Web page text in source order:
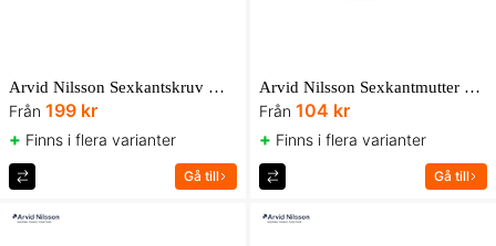
Arvid Nilsson Sexkantskruv M6S delgängad 8.8 ISO 4014 FZV UBox
Från 199 kr
+ Finns i flera varianter
Gå till
Arvid Nilsson Sexkantmutter M6M 8 ISO 4032 FZB UBox
Från 104 kr
+ Finns i flera varianter
Gå till